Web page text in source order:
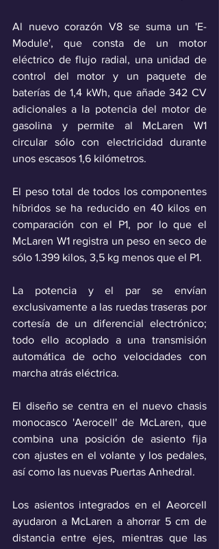
Al nuevo corazón V8 se suma un 'E-
Module', que consta de un motor
eléctrico de flujo radial, una unidad de
control del motor y un paquete de
baterías de 1,4 kWh, que añade 342 CV
adicionales a la potencia del motor de
gasolina y permite al McLaren W1
circular sólo con electricidad durante
unos escasos 1,6 kilómetros.
El peso total de todos los componentes
híbridos se ha reducido en 40 kilos en
comparación con el P1, por lo que el
McLaren W1 registra un peso en seco de
sólo 1.399 kilos, 3,5 kg menos que el P1.
La potencia y el par se envían
exclusivamente a las ruedas traseras por
cortesía de un diferencial electrónico;
todo ello acoplado a una transmisión
automática de ocho velocidades con
marcha atrás eléctrica.
El diseño se centra en el nuevo chasis
monocasco 'Aerocell' de McLaren, que
combina una posición de asiento fija
con ajustes en el volante y los pedales,
así como las nuevas Puertas Anhedral.
Los asientos integrados en el Aeorcell
ayudaron a McLaren a ahorrar 5 cm de
distancia entre ejes, mientras que las